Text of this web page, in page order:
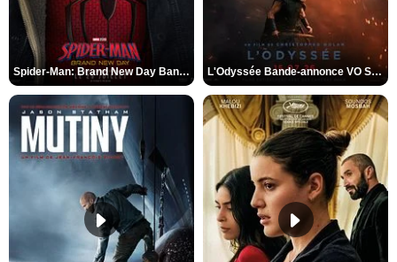
Spider-Man: Brand New Day Bande-annonce VO STFR L'Odyssée Bande-annonce VO STFR